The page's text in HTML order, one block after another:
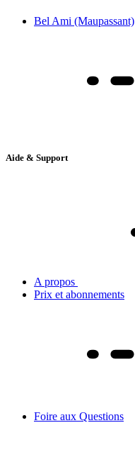
Bel Ami (Maupassant)
Aide & Support
A propos
Prix et abonnements
Foire aux Questions